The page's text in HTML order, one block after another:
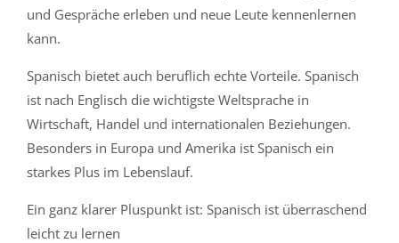
und Gespräche erleben und neue Leute kennenlernen
kann.
Spanisch bietet auch beruflich echte Vorteile. Spanisch
ist nach Englisch die wichtigste Weltsprache in
Wirtschaft, Handel und internationalen Beziehungen.
Besonders in Europa und Amerika ist Spanisch ein
starkes Plus im Lebenslauf.
Ein ganz klarer Pluspunkt ist: Spanisch ist überraschend
leicht zu lernen